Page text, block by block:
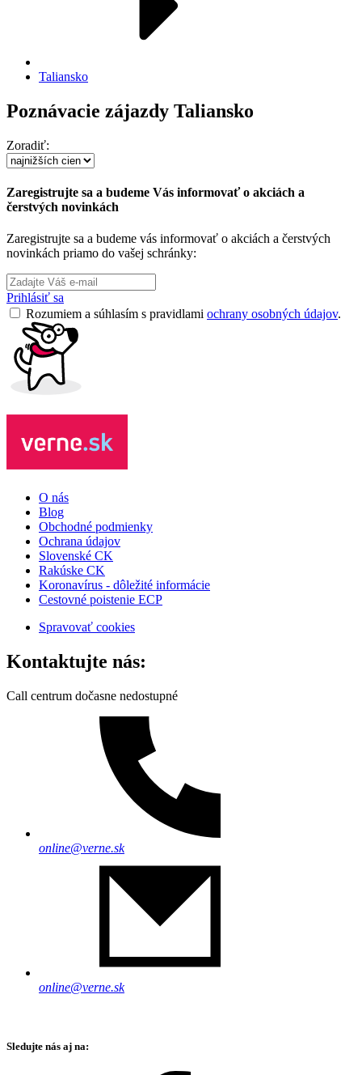
Taliansko
Poznávacie zájazdy Taliansko
Zoradiť:
Zaregistrujte sa a budeme Vás informovať o akciách a
čerstvých novinkách
Zaregistrujte sa a budeme vás informovať o akciách a čerstvých
novinkách priamo do vašej schránky:
Prihlásiť sa
Rozumiem a súhlasím s pravidlami ochrany osobných údajov.
O nás
Blog
Obchodné podmienky
Ochrana údajov
Slovenské CK
Rakúske CK
Koronavírus - dôležité informácie
Cestovné poistenie ECP
Spravovať cookies
Kontaktujte nás:
Call centrum dočasne nedostupné
online@verne.sk
online@verne.sk
Sledujte nás aj na: